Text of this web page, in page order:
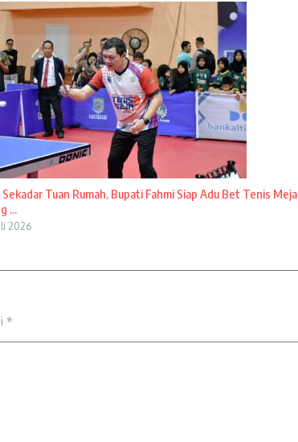
Sekadar Tuan Rumah, Bupati Fahmi Siap Adu Bet Tenis Meja
...
2026
*